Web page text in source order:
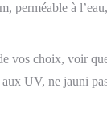
perméable à
vos choix, voir
UV, ne jauni